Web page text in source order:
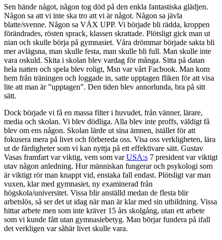
Sen hände något, någon tog död på den enkla fantastiska glädjen.
Någon sa att vi inte ska tro att vi är något. Någon sa jävla
blatte/svenne. Någon sa VÄX UPP. Vi började bli rädda, kroppen
förändrades, rösten sprack, klassen skrattade. Plötsligt gick man ut
nian och skulle börja på gymnasiet. Våra drömmar började sakta bli
mer avlägsna, man skulle festa, man skulle bli full. Man skulle inte
vara oskuld. Skita i skolan blev vardag för många. Sitta på datan
hela natten och spela blev roligt, Msn var vårt Facbook. Man kom
hem från träningen och loggade in, satte upptagen fliken för att visa
lite att man är ”upptagen”. Den tiden blev annorlunda, bra på sitt
sätt.
Dock började vi få en massa filter i huvudet, från vänner, lärare,
media och skolan. Vi blev dödliga. Alla blev inte proffs, väldigt få
blev om ens någon. Skolan lärde ut sina ämnen, istället för att
fokusera mera på livet och förbereda oss. Visa oss verkligheten, lära
ut de färdigheter som vi kan nyttja på ett effektivare sätt. Gustav
Vasas framfart var viktig, vem som varUSA:s 7 president var viktigt
utav någon anledning. Hur människan fungerar och psykologi som
är viktigt rör man knappt vid, enstaka fall endast. Plötsligt var man
vuxen, klar med gymnasiet, ny examinerad från
högskola/universitet. Vissa blir anställd medan de flesta blir
arbetslös, så ser det ut idag när man är klar med sin utbildning. Vissa
hittar arbete men som inte kräver 15 års skolgång, utan ett arbete
som vi kunde fått utan gymnasiebetyg. Man börjar fundera på ifall
det verkligen var såhär livet skulle vara.